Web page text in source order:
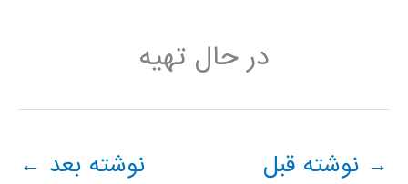
در حال تهیه
→ نوشته قبل نوشته بعد ←